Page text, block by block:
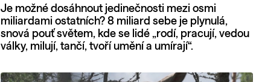
Je možné dosáhnout jedinečnosti mezi osmi
miliardami ostatních? 8 miliard sebe je plynulá,
snová pouť světem, kde se lidé „rodí, pracují, vedou
války, milují, tančí, tvoří umění a umírají“.